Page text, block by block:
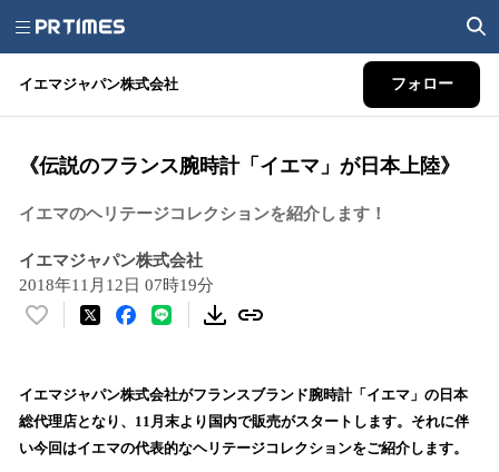
イエマジャパン株式会社 フォロー
《伝説のフランス腕時計「イエマ」が日本上陸》
イエマのヘリテージコレクションを紹介します！
イエマジャパン株式会社
2018年11月12日 07時19分
い
！
数
を
イエマジャパン株式会社がフランスブランド腕時計「イエマ」の日本
総代理店となり、11月末より国内で販売がスタートします。それに伴
い今回はイエマの代表的なヘリテージコレクションをご紹介します。